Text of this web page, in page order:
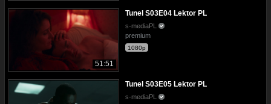
51:51
Tunel S03E04 Lektor PL
s-mediaPL
premium
1080p
Tunel S03E05 Lektor PL
s-mediaPL